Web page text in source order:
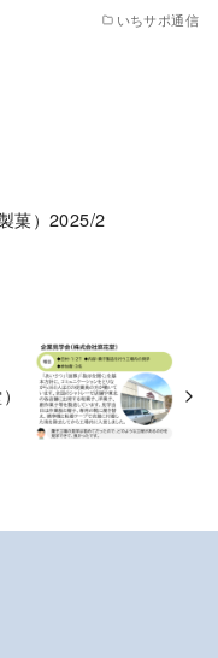
いちサポ通信
菓）2025/2